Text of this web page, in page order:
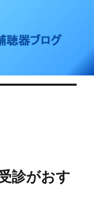
グ
診がおす